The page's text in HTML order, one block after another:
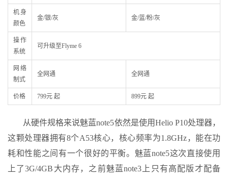
机身
颜色
金/银/灰 金/蓝/粉/灰
操作
系统
可升级至Flyme 6
网络
制式
全网通 全网通
价格 799元 起 899元 起
从硬件规格来说魅蓝note5依然是使用Helio P10处理器，
这颗处理器拥有8个A53核心，核心频率为1.8GHz，能在功
耗和性能之间有一个很好的平衡。魅蓝note5这次直接使用
上了3G/4GB大内存，之前魅蓝note3上只有高配版才配备